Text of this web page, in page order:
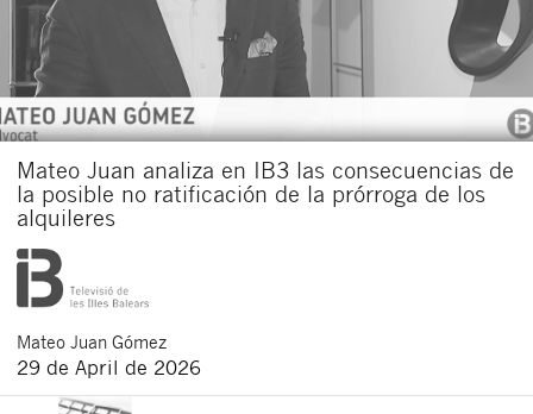
Mateo Juan analiza en IB3 las consecuencias de
la posible no ratificación de la prórroga de los
alquileres
Mateo Juan Gómez
29 de April de 2026